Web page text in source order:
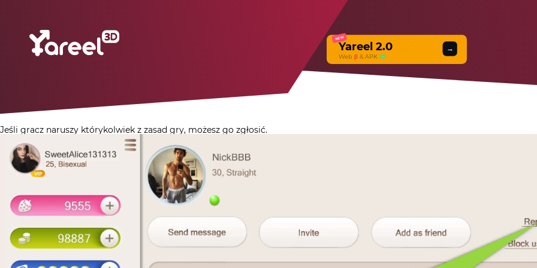
NEW
Yareel 2.0
Webβ & APK
→
Jeśli gracz naruszy którykolwiek z zasad gry, możesz go zgłosić.